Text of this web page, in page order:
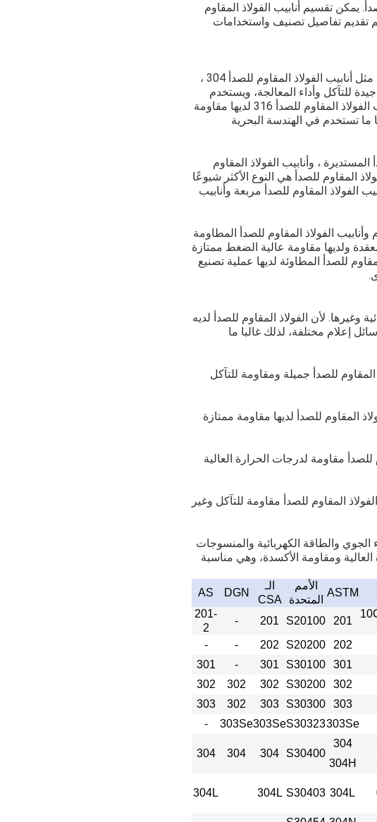
يمكن تقسيم أنابيب الفولاذ المقاوم
تقديم تفاصيل تصنيف واستخدامات
يمكن تقسيم أنابيب الفولاذ المقاوم للصدأ إلى العديد من الأنواع وفقًا للمواد المختلفة ، مثل أنابيب الفولاذ المقاوم للصدأ 304 ،
إلخ.أنابيب الفولاذ المقاوم للصدأ 304 لديها مقاومة جيدة للتآكل وأداء المعالجة، ويستخدم
على نطاق واسع في الصناعات النفطية والكيميائية والصيدلانية والغذائية وغيرها.أنابيب الفولاذ المقاوم للصدأ 316 لديها مقاومة
ما تستخدم في الهندسة البحرية
، وأنابيب الفولاذ المقاوم
المقاوم للصدأ هي النوع الأكثر شيوعًا
الفولاذ المقاوم للصدأ مربعة وأنابيب
الفولاذ المقاوم للصدأ المطاومة
ولديها مقاومة عالية الضغط ممتازة
للصدأ المطاوئة لديها عملية تصنيع
وغيرها. لأن الفولاذ المقاوم للصدأ لديه
إعلام مختلفة، لذلك غالبا ما
المقاوم للصدأ جميلة ومقاومة للتآكل
المقاوم للصدأ لديها مقاومة ممتازة
للصدأ مقاومة لدرجات الحرارة العالية
المقاوم للصدأ مقاومة للتآكل وغير
والطاقة الكهربائية والمنسوجات
ومقاومة الأكسدة، وهي مناسبة
ASTM
الأمم
المتحدة
الـ
CSA
DGN
AS
201
S20100
201
-
201-
2
202
S20200
202
-
-
301
S30100
301
-
301
302
S30200
302
302
302
303
S30300
303
302
303
303Se
S30323
303Se
303Se
-
304
S30400
304
304
304
304H
304L
S30403
304L
304L